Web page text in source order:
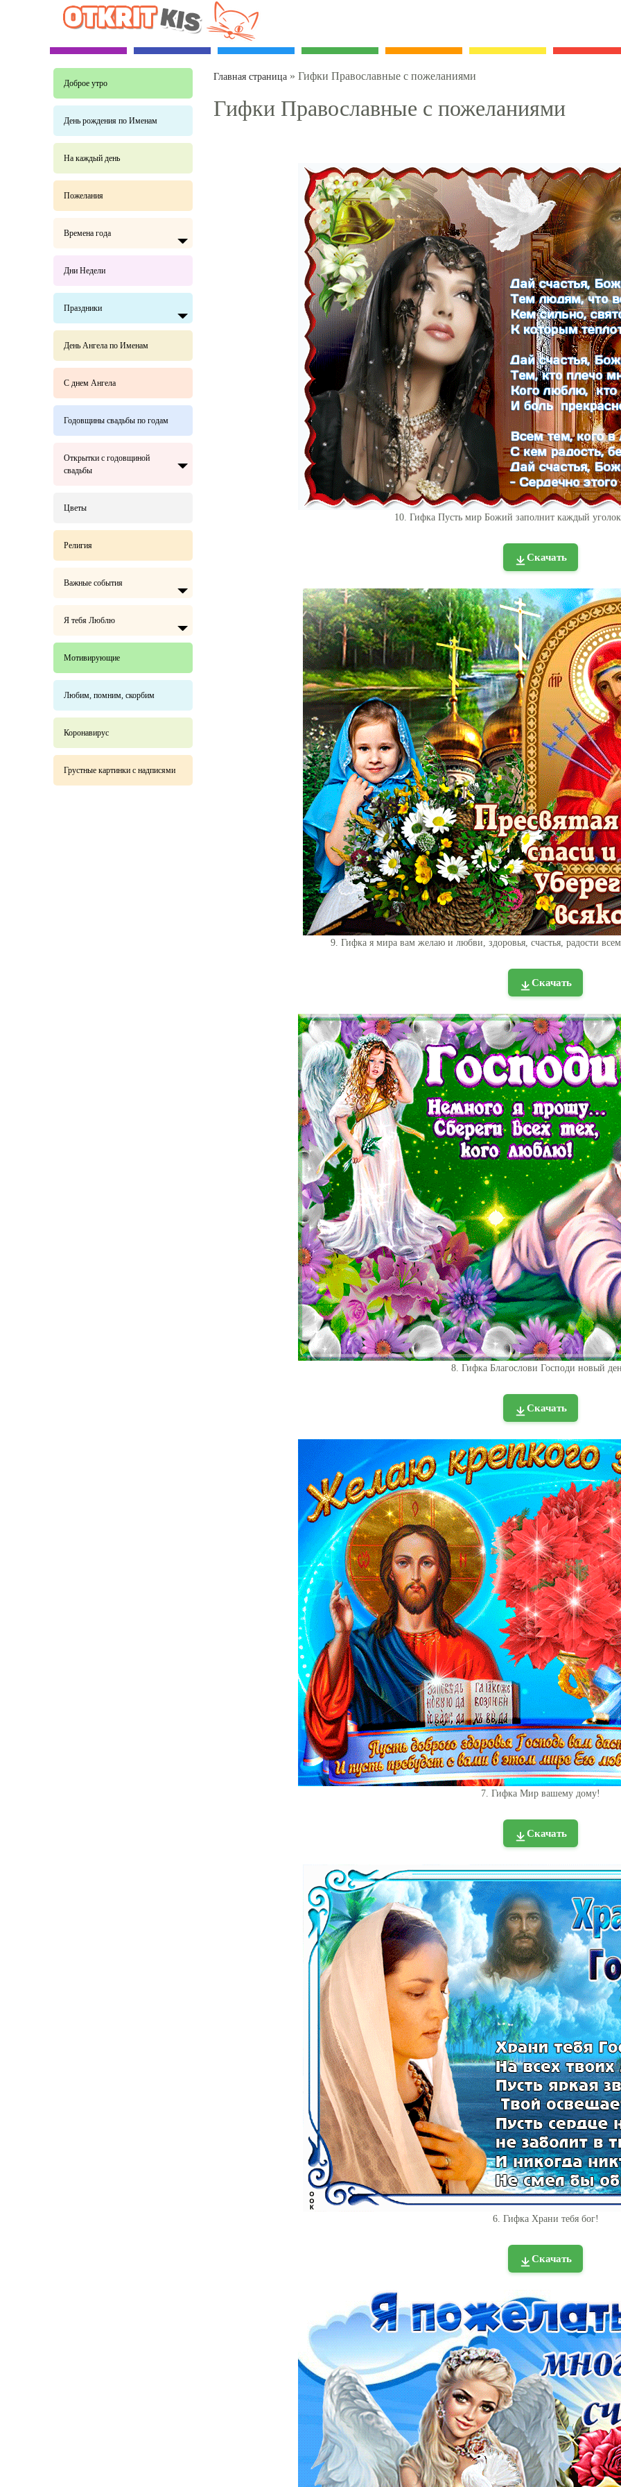
Доброе утро
День рождения по Именам
На каждый день
Пожелания
Времена года
Дни Недели
Праздники
День Ангела по Именам
С днем Ангела
Годовщины свадьбы по годам
Открытки с годовщиной
свадьбы
Цветы
Религия
Важные события
Я тебя Люблю
Мотивирующие
Любим, помним, скорбим
Коронавирус
Грустные картинки с надписями
Главная страница » Гифки Православные с пожеланиями
Гифки Православные с пожеланиями
10. Гифка Пусть мир Божий заполнит каждый
Скачать
9. Гифка я мира вам желаю и любви, здоровья, счастья, радости
Скачать
8. Гифка Благослови Господи новый
Скачать
7. Гифка Мир вашему дому!
Скачать
6. Гифка Храни тебя бог!
Скачать